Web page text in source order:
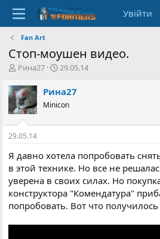
Увійти
Fan Art
Стоп-моушен видео.
А
т
о
р
т
е
м
и
Рина27
Д
т
с
о
р
н
н
я
29.05.14
Рина27
Minicon
29.05.14
Я давно хотела попробовать
в этой технике. Но все не
уверена в своих силах. Но
конструктора "Комендатура"
попробовать. Вот что получилось